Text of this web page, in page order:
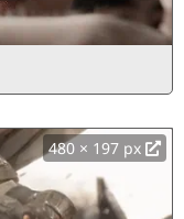
480 × 197 px